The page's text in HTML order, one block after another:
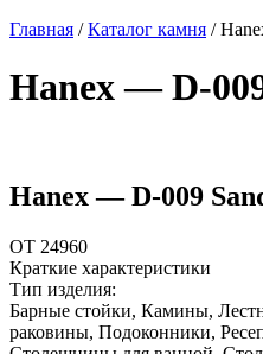
Главная /Каталог камня /
Hanex — D-
Hanex — D-009
ОТ 24960
Краткие характеристики
Тип изделия:
Барные стойки, Камины,
раковины, Подоконники,